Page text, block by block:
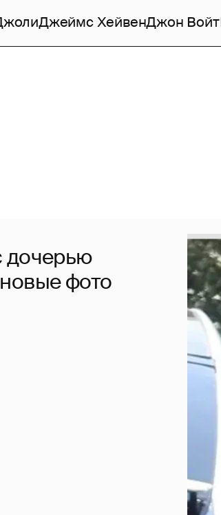
Джеймс ХейвенДжон Войт
дочерью
фото